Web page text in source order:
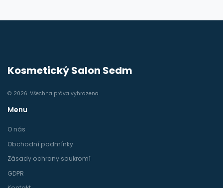
Kosmetický Salon Sedm
© 2026. Všechna práva vyhrazena.
Menu
O nás
Obchodní podmínky
Zásady ochrany soukromí
GDPR